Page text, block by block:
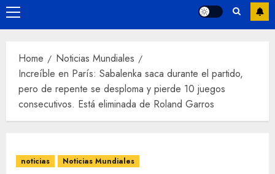
Home
Noticias Mundiales
Increíble en París: Sabalenka saca durante el partido,
pero de repente se desploma y pierde 10 juegos
consecutivos. Está eliminada de Roland Garros
noticias Noticias Mundiales